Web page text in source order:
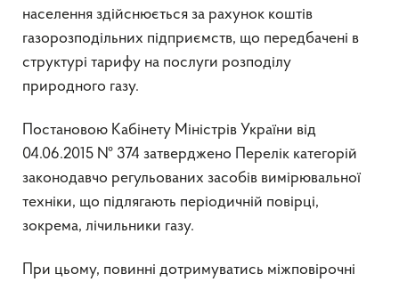
населення здійснюється за рахунок коштів
газорозподільних підприємств, що передбачені в
структурі тарифу на послуги розподілу
природного газу.
Постановою Кабінету Міністрів України від
04.06.2015 № 374 затверджено Перелік категорій
законодавчо регульованих засобів вимірювальної
техніки, що підлягають періодичній повірці,
зокрема, лічильники газу.
При цьому, повинні дотримуватись міжповірочні